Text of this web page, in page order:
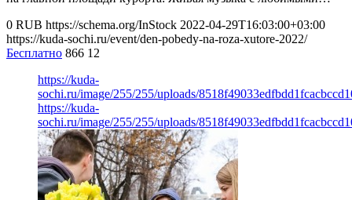
0 RUB https://schema.org/InStock 2022-04-29T16:03:00+03:00
https://kuda-sochi.ru/event/den-pobedy-na-roza-xutore-2022/
Бесплатно 866 12
https://kuda-
sochi.ru/image/255/255/uploads/
https://kuda-
sochi.ru/image/255/255/uploads/